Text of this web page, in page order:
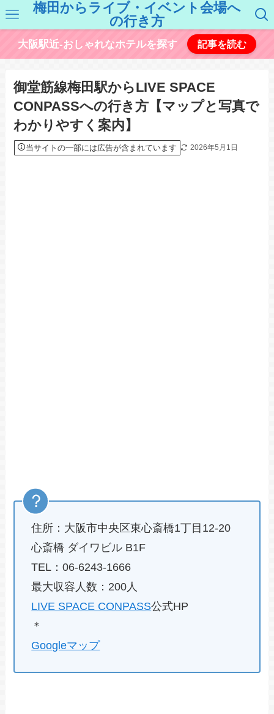
梅田からライブ・イベント会場へ
の行き方
大阪駅近-おしゃれなホテルを探す 記事を読む
御堂筋線梅田駅からLIVE SPACE
CONPASSへの行き方【マップと写真で
わかりやすく案内】
当サイトの一部には広告が含まれています 2026年5月1日
住所：大阪市中央区東心斎橋1丁目12-20
心斎橋 ダイワビル B1F
TEL：06-6243-1666
最大収容人数：200人
LIVE SPACE CONPASS公式HP
＊
Googleマップ